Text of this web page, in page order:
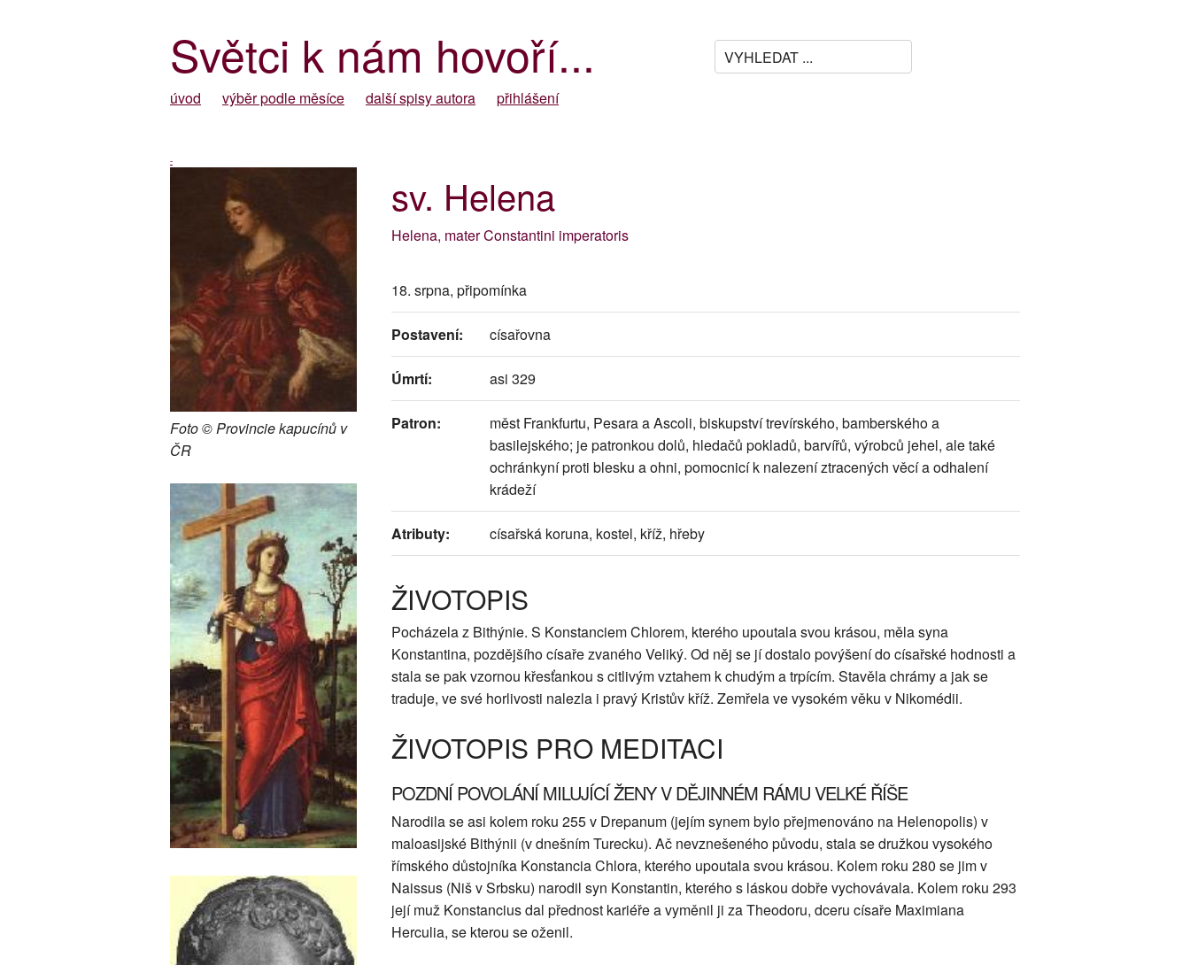
Světci k nám hovoří...
úvod výběr podle měsíce další spisy autora přihlášení
-
Foto © Provincie kapucínů v
ČR
sv. Helena
Helena, mater Constantini imperatoris
18. srpna, připomínka
Postavení: císařovna
Úmrtí: asi 329
Patron:
měst Frankfurtu, Pesara a Ascoli, biskupství trevírského, bamberského a
basilejského; je patronkou dolů, hledačů pokladů, barvířů, výrobců jehel, ale také
ochránkyní proti blesku a ohni, pomocnicí k nalezení ztracených věcí a odhalení
krádeží
Atributy: císařská koruna, kostel, kříž, hřeby
ŽIVOTOPIS
Pocházela z Bithýnie. S Konstanciem Chlorem, kterého upoutala svou krásou, měla syna
Konstantina, pozdějšího císaře zvaného Veliký. Od něj se jí dostalo povýšení do císařské hodnosti a
stala se pak vzornou křesťankou s citlivým vztahem k chudým a trpícím. Stavěla chrámy a jak se
traduje, ve své horlivosti nalezla i pravý Kristův kříž. Zemřela ve vysokém věku v Nikomédii.
ŽIVOTOPIS PRO MEDITACI
POZDNÍ POVOLÁNÍ MILUJÍCÍ ŽENY V DĚJINNÉM RÁMU VELKÉ ŘÍŠE
Narodila se asi kolem roku 255 v Drepanum (jejím synem bylo přejmenováno na Helenopolis) v
maloasijské Bithýnii (v dnešním Turecku). Ač nevznešeného původu, stala se družkou vysokého
římského důstojníka Konstancia Chlora, kterého upoutala svou krásou. Kolem roku 280 se jim v
Naissus (Niš v Srbsku) narodil syn Konstantin, kterého s láskou dobře vychovávala. Kolem roku 293
její muž Konstancius dal přednost kariéře a vyměnil ji za Theodoru, dceru císaře Maximiana
Herculia, se kterou se oženil.